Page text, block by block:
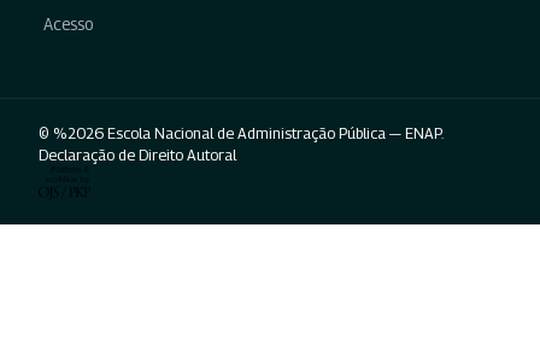
Acesso
© %2026 Escola Nacional de Administração Pública — ENAP.
Declaração de Direito Autoral